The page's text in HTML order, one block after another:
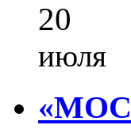
20
июля